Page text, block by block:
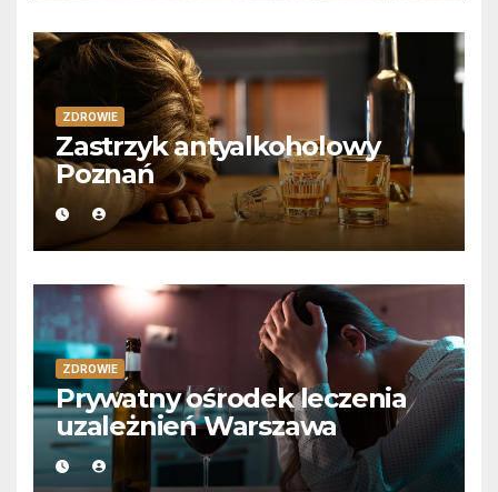
ZDROWIE
Zastrzyk antyalkoholowy
Poznań
ZDROWIE
Prywatny ośrodek leczenia
uzależnień Warszawa